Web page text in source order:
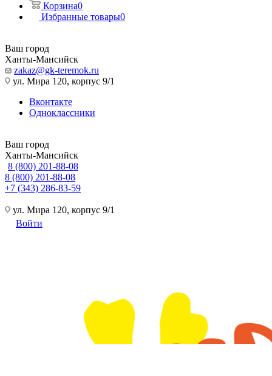
Корзина0
Избранные товары0
Ваш город
Ханты-Мансийск
zakaz@gk-teremok.ru
ул. Мира 120, корпус 9/1
Вконтакте
Одноклассники
Ваш город
Ханты-Мансийск
8 (800) 201-88-08
8 (800) 201-88-08
+7 (343) 286-83-59
ул. Мира 120, корпус 9/1
Войти